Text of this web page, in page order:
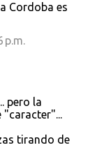
Cordoba es
p.m.
pero la
"caracter"...
tirando de